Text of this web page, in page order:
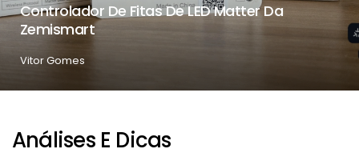
Controlador De Fitas De LED Matter Da
Zemismart
Vitor Gomes
Análises E Dicas